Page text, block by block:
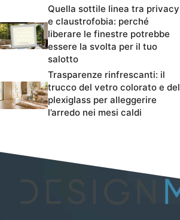
Quella sottile linea tra privacy
e claustrofobia: perché
liberare le finestre potrebbe
essere la svolta per il tuo
salotto
Trasparenze rinfrescanti: il
trucco del vetro colorato e del
plexiglass per alleggerire
l’arredo nei mesi caldi